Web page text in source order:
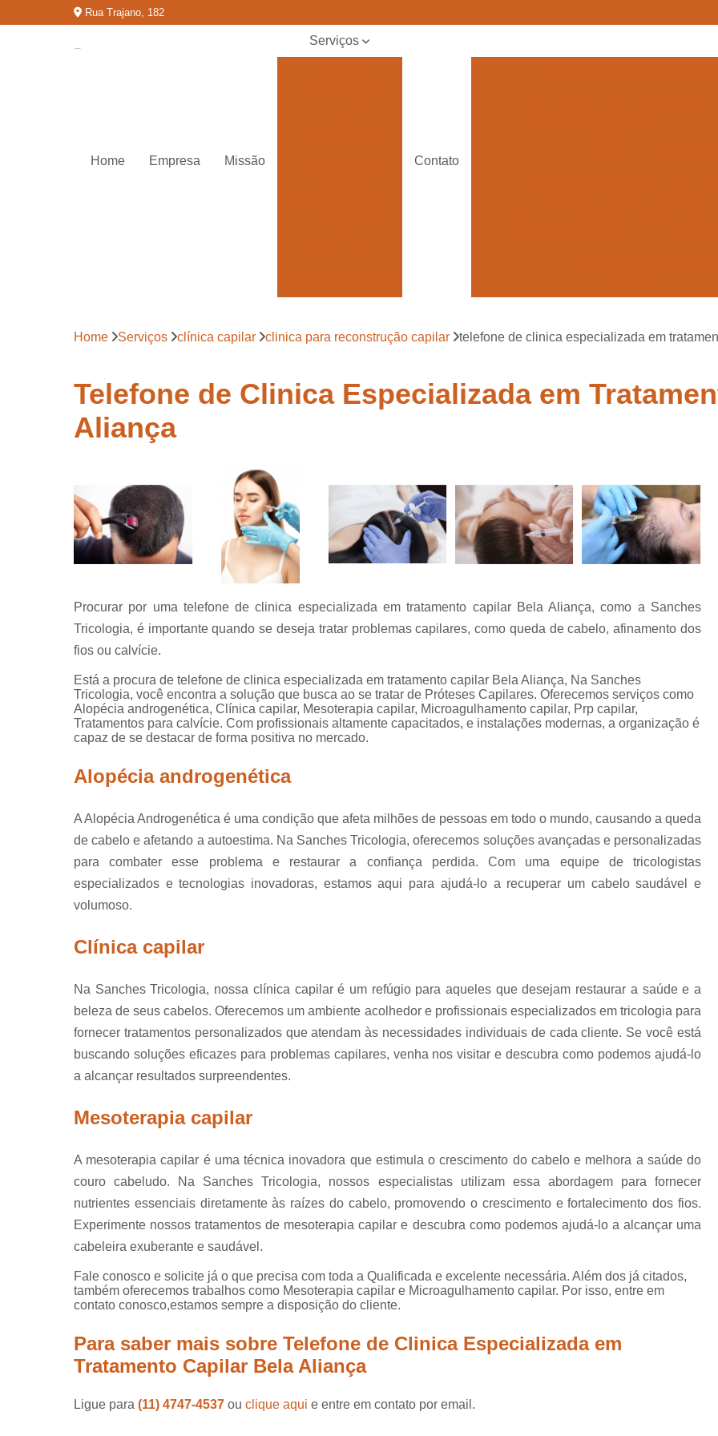
Rua Trajano, 182
Home Empresa Missão
Serviços
Tratamentos para
Tratamentos para
queda de cabelo
Contato
Tratamento
Tratamento para
Clinica
Clinica Especializada em Tratamento
Clinica para Tratamento Capilar
Clinica para
Mesoterapia Capilar Feminina
Mesoterapia para Cabelo Mogi das
Mesoterapia para Calvície
Microagulhamento para Cabelo
Microagulhamento
Microagulhamento para Cabelo
Prp para Calvície
Prp
Prp para Calvicie Mogi das
Prp para Queda de Cabelo
Prp
Queda de Cabelo Masculino Lapa
Queda de Cabelo Pós Gravidez Mogi das
Tratamento Capilar para
Tratamento contra Calvície
Tratamento para Calvície Lapa
Home Serviços clínica capilar clinica para reconstrução capilar telefone de clinica especializada em
Telefone de Clinica Especializada em
Aliança
Procurar por uma telefone de clinica especializada em tratamento capilar Bela Aliança, como a Sanches
Tricologia, é importante quando se deseja tratar problemas capilares, como queda de cabelo, afinamento dos
fios ou calvície.
Está a procura de telefone de clinica especializada em tratamento capilar Bela Aliança, Na Sanches
Tricologia, você encontra a solução que busca ao se tratar de Próteses Capilares. Oferecemos serviços como
Alopécia androgenética, Clínica capilar, Mesoterapia capilar, Microagulhamento capilar, Prp capilar,
Tratamentos para calvície. Com profissionais altamente capacitados, e instalações modernas, a organização é
capaz de se destacar de forma positiva no mercado.
Alopécia androgenética
A Alopécia Androgenética é uma condição que afeta milhões de pessoas em todo o mundo, causando a queda
de cabelo e afetando a autoestima. Na Sanches Tricologia, oferecemos soluções avançadas e personalizadas
para combater esse problema e restaurar a confiança perdida. Com uma equipe de tricologistas
especializados e tecnologias inovadoras, estamos aqui para ajudá-lo a recuperar um cabelo saudável e
volumoso.
Clínica capilar
Na Sanches Tricologia, nossa clínica capilar é um refúgio para aqueles que desejam restaurar a saúde e a
beleza de seus cabelos. Oferecemos um ambiente acolhedor e profissionais especializados em tricologia para
fornecer tratamentos personalizados que atendam às necessidades individuais de cada cliente. Se você está
buscando soluções eficazes para problemas capilares, venha nos visitar e descubra como podemos ajudá-lo
a alcançar resultados surpreendentes.
Mesoterapia capilar
A mesoterapia capilar é uma técnica inovadora que estimula o crescimento do cabelo e melhora a saúde do
couro cabeludo. Na Sanches Tricologia, nossos especialistas utilizam essa abordagem para fornecer
nutrientes essenciais diretamente às raízes do cabelo, promovendo o crescimento e fortalecimento dos fios.
Experimente nossos tratamentos de mesoterapia capilar e descubra como podemos ajudá-lo a alcançar uma
cabeleira exuberante e saudável.
Fale conosco e solicite já o que precisa com toda a Qualificada e excelente necessária. Além dos já citados,
também oferecemos trabalhos como Mesoterapia capilar e Microagulhamento capilar. Por isso, entre em
contato conosco,estamos sempre a disposição do cliente.
Para saber mais sobre Telefone de Clinica Especializada em
Tratamento Capilar Bela Aliança
Ligue para (11) 4747-4537 ou clique aqui e entre em contato por email.